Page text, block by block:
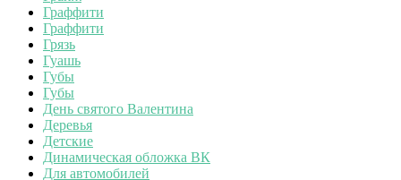
Граффити
Граффити
Грязь
Гуашь
Губы
Губы
День святого Валентина
Деревья
Детские
Динамическая обложка ВК
Для автомобилей